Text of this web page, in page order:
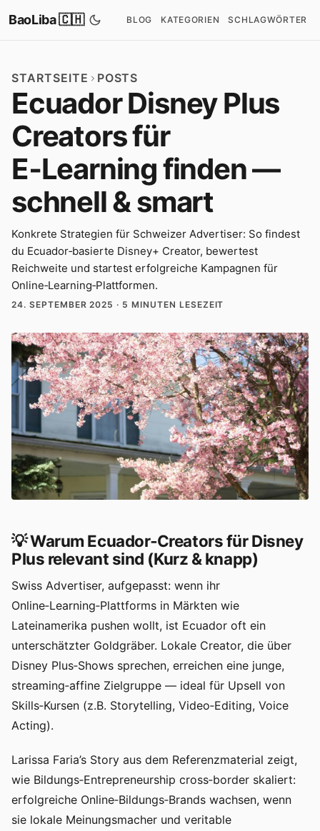
BaoLiba 🇨🇭 BLOG KATEGORIEN SCHLAGWÖRTER
STARTSEITE POSTS
Ecuador Disney Plus
Creators für
E‑Learning finden —
schnell & smart
Konkrete Strategien für Schweizer Advertiser: So findest
du Ecuador‑basierte Disney+ Creator, bewertest
Reichweite und startest erfolgreiche Kampagnen für
Online‑Learning‑Plattformen.
24. SEPTEMBER 2025 · 5 MINUTEN LESEZEIT
💡 Warum Ecuador‑Creators für Disney
Plus relevant sind (Kurz & knapp)
Swiss Advertiser, aufgepasst: wenn ihr
Online‑Learning‑Plattforms in Märkten wie
Lateinamerika pushen wollt, ist Ecuador oft ein
unterschätzter Goldgräber. Lokale Creator, die über
Disney Plus‑Shows sprechen, erreichen eine junge,
streaming‑affine Zielgruppe — ideal für Upsell von
Skills‑Kursen (z.B. Storytelling, Video‑Editing, Voice
Acting).
Larissa Faria’s Story aus dem Referenzmaterial zeigt,
wie Bildungs‑Entrepreneurship cross‑border skaliert:
erfolgreiche Online‑Bildungs‑Brands wachsen, wenn
sie lokale Meinungsmacher und veritable